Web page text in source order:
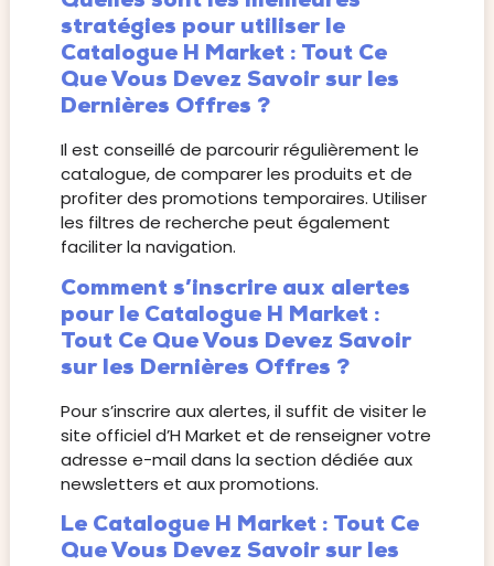
stratégies pour utiliser le
Catalogue H Market : Tout Ce
Que Vous Devez Savoir sur les
Dernières Offres ?
Il est conseillé de parcourir régulièrement le
catalogue, de comparer les produits et de
profiter des promotions temporaires. Utiliser
les filtres de recherche peut également
faciliter la navigation.
Comment s’inscrire aux alertes
pour le Catalogue H Market :
Tout Ce Que Vous Devez Savoir
sur les Dernières Offres ?
Pour s’inscrire aux alertes, il suffit de visiter le
site officiel d’H Market et de renseigner votre
adresse e-mail dans la section dédiée aux
newsletters et aux promotions.
Le Catalogue H Market : Tout Ce
Que Vous Devez Savoir sur les